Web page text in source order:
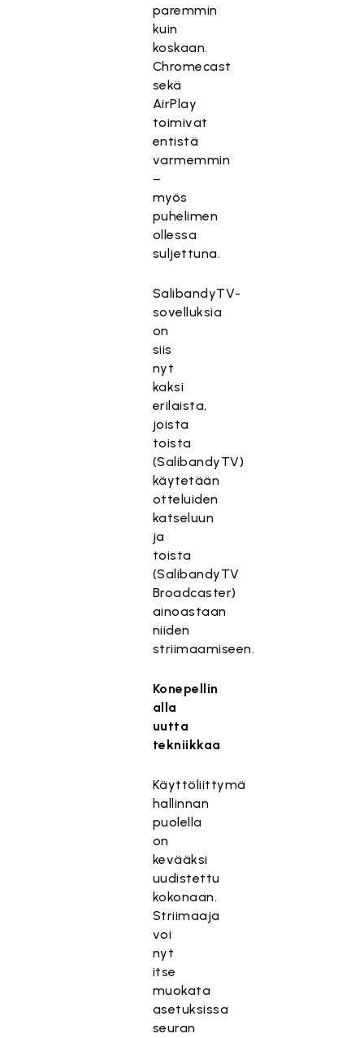
paremmin
kuin
koskaan.
Chromecast
sekä
AirPlay
toimivat
entistä
varmemmin
–
myös
puhelimen
ollessa
suljettuna.
SalibandyTV-
sovelluksia
on
siis
nyt
kaksi
erilaista,
joista
toista
(SalibandyTV)
käytetään
otteluiden
katseluun
ja
toista
(SalibandyTV
Broadcaster)
ainoastaan
niiden
striimaamiseen.
Konepellin
alla
uutta
tekniikkaa
Käyttöliittymä
hallinnan
puolella
on
kevääksi
uudistettu
kokonaan.
Striimaaja
voi
nyt
itse
muokata
asetuksissa
seuran